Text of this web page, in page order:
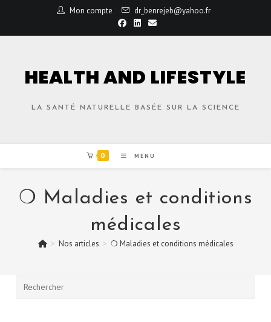
Mon compte dr_benrejeb@yahoo.fr
HEALTH AND LIFESTYLE
LA SANTÉ NATURELLE BASÉE SUR LA SCIENCE
0 MENU
❍ Maladies et conditions
médicales
> Nos articles > ❍ Maladies et conditions médicales